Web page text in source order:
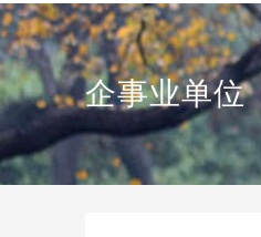
企事业单位